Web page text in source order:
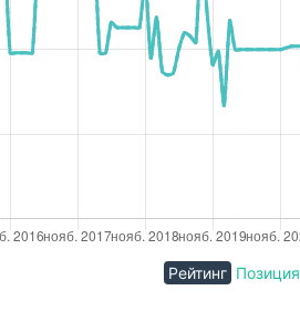
Рейтинг Позиция